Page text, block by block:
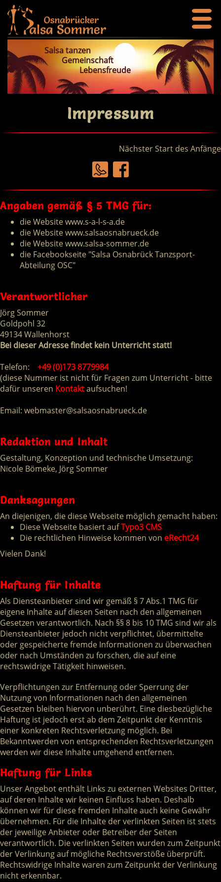
Salsa tanzen
Gemeinschaft
Lebensfreude
Impressum
Nächster Start des
Angaben gemäß § 5 TMG für:
die Website www.s-a-l-s-a.de
die Website www.salsaosnabrueck.de
die Website www.salsa-sommer.de
die Facebookseite "Salsa Osnabrück Tanzsport-
Abteilung OSC"
Verantwortlicher
Jörg Sommer
Goldpohl 32
49134 Wallenhorst
Bei dieser Adresse findet kein Unterricht statt!
Telefon: +49 (0)173 8779984
(diese Nummer ist nicht für Fragen zum Unterricht - bitte
dafür unseren Kontaktaufsuchen!
Email:
ed.kceu
rbansoa
slas@re
tsambew
Redaktion und Inhalt
Gestaltung, Konzeption und technische Umsetzung:
Nicole Bömeke, Jörg Sommer
Danksagungen
An diejenigen, die diese Webseite möglich gemacht haben:
Diese Webseite basiert aufTypo3 CMS
Die rechtlichen Hinweise kommen von eRecht24
Vielen Dank!
Haftung für Inhalte
Als Diensteanbieter sind wir gemäß § 7 Abs.1 TMG für
eigene Inhalte auf diesen Seiten nach den allgemeinen
Gesetzen verantwortlich. Nach §§ 8 bis 10 TMG sind wir als
Diensteanbieter jedoch nicht verpflichtet, übermittelte
oder gespeicherte fremde Informationen zu überwachen
oder nach Umständen zu forschen, die auf eine
rechtswidrige Tätigkeit hinweisen.
Verpflichtungen zur Entfernung oder Sperrung der
Nutzung von Informationen nach den allgemeinen
Gesetzen bleiben hiervon unberührt. Eine diesbezügliche
Haftung ist jedoch erst ab dem Zeitpunkt der Kenntnis
einer konkreten Rechtsverletzung möglich. Bei
Bekanntwerden von entsprechenden Rechtsverletzungen
werden wir diese Inhalte umgehend entfernen.
Haftung für Links
Unser Angebot enthält Links zu externen Websites Dritter,
auf deren Inhalte wir keinen Einfluss haben. Deshalb
können wir für diese fremden Inhalte auch keine Gewähr
übernehmen. Für die Inhalte der verlinkten Seiten ist stets
der jeweilige Anbieter oder Betreiber der Seiten
verantwortlich. Die verlinkten Seiten wurden zum Zeitpunkt
der Verlinkung auf mögliche Rechtsverstöße überprüft.
Rechtswidrige Inhalte waren zum Zeitpunkt der Verlinkung
nicht erkennbar.